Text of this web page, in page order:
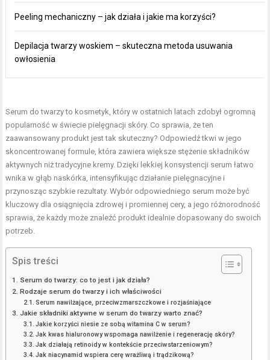
Peeling mechaniczny – jak działa i jakie ma korzyści?
Depilacja twarzy woskiem – skuteczna metoda usuwania
owłosienia
Serum do twarzy to kosmetyk, który w ostatnich latach zdobył ogromną
popularność w świecie pielęgnacji skóry. Co sprawia, że ten
zaawansowany produkt jest tak skuteczny? Odpowiedź tkwi w jego
skoncentrowanej formule, która zawiera większe stężenie składników
aktywnych niż tradycyjne kremy. Dzięki lekkiej konsystencji serum łatwo
wnika w głąb naskórka, intensyfikując działanie pielęgnacyjne i
przynosząc szybkie rezultaty. Wybór odpowiedniego serum może być
kluczowy dla osiągnięcia zdrowej i promiennej cery, a jego różnorodność
sprawia, że każdy może znaleźć produkt idealnie dopasowany do swoich
potrzeb.
Spis treści
Serum do twarzy: co to jest i jak działa?
Rodzaje serum do twarzy i ich właściwości
Serum nawilżające, przeciwzmarszczkowe i rozjaśniające
Jakie składniki aktywne w serum do twarzy warto znać?
Jakie korzyści niesie ze sobą witamina C w serum?
Jak kwas hialuronowy wspomaga nawilżenie i regenerację skóry?
Jak działają retinoidy w kontekście przeciwstarzeniowym?
Jak niacynamid wspiera cerę wrażliwą i trądzikową?